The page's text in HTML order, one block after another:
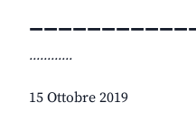
............
15 Ottobre 2019